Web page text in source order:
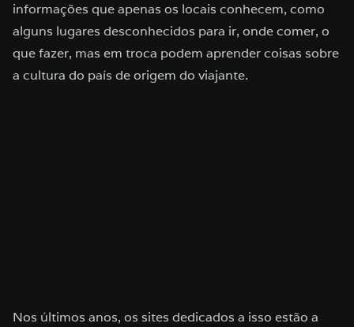
informações que apenas os locais conhecem, como
alguns lugares desconhecidos para ir, onde comer, o
que fazer, mas em troca podem aprender coisas sobre
a cultura do país de origem do viajante.
Nos últimos anos, os sites dedicados a isso estão a